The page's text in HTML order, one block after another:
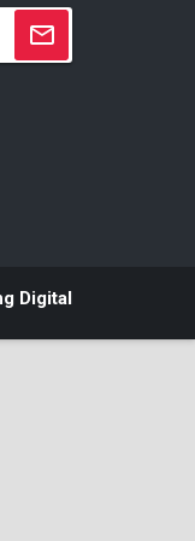
Digital